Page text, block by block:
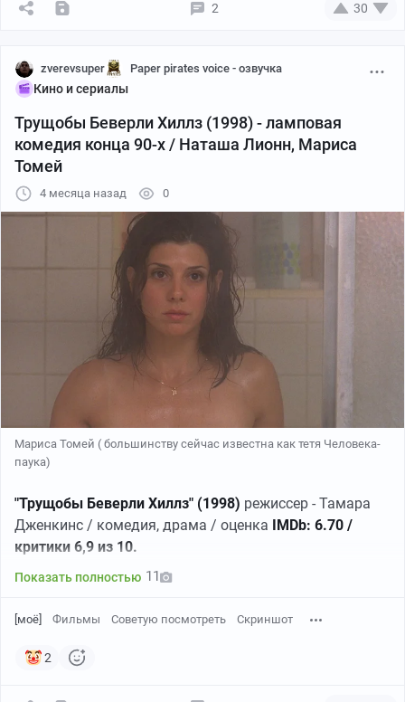
2 30
zverevsuper Paper pirates voice - озвучка
Кино и сериалы
Трущобы Беверли Хиллз (1998) - ламповая
комедия конца 90-х / Наташа Лионн, Мариса
Томей
4 месяца назад 0
Мариса Томей ( большинству сейчас известна как тетя Человека-
паука)
"Трущобы Беверли Хиллз" (1998) режиссер - Тамара
Дженкинс / комедия, драма / оценка IMDb: 6.70 /
критики 6,9 из 10.
Показать полностью 11
[моё] Фильмы Советую посмотреть Скриншот
2